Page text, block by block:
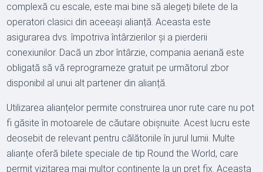
complexă cu escale, este mai bine să alegeți bilete de la
operatori clasici din aceeași alianță. Aceasta este
asigurarea dvs. împotriva întârzierilor și a pierderii
conexiunilor. Dacă un zbor întârzie, compania aeriană este
obligată să vă reprogrameze gratuit pe următorul zbor
disponibil al unui alt partener din alianță.
Utilizarea alianțelor permite construirea unor rute care nu pot
fi găsite în motoarele de căutare obișnuite. Acest lucru este
deosebit de relevant pentru călătoriile în jurul lumii. Multe
alianțe oferă bilete speciale de tip Round the World, care
permit vizitarea mai multor continente la un preț fix. Aceasta